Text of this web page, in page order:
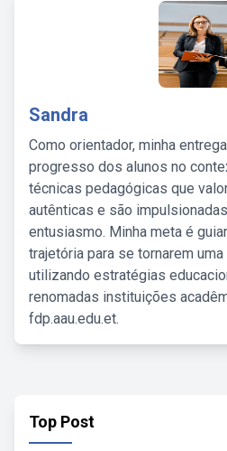
Sandra
Como orientador, minha
progresso dos alunos no
técnicas pedagógicas que
autênticas e são
entusiasmo. Minha meta é
trajetória para se tornarem
utilizando estratégias
renomadas instituições
fdp.aau.edu.et.
Top Post